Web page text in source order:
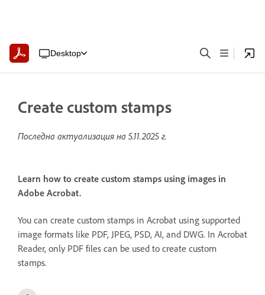
Desktop
Create custom stamps
Последна актуализация на 5.11.2025 г.
Learn how to create custom stamps using images in
Adobe Acrobat.
You can create custom stamps in Acrobat using supported
image formats like PDF, JPEG, PSD, AI, and DWG. In Acrobat
Reader, only PDF files can be used to create custom
stamps.